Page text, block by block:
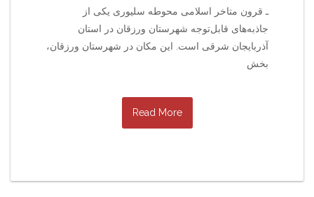
ـ قرون متاخر اسلامی محوطه سلیوری یکی از
جاذبه‌های قابل‌توجه شهرستان ورزقان در استان
آذربایجان شرقی است. این مکان در شهرستان ورزقان،
بخش
Read More